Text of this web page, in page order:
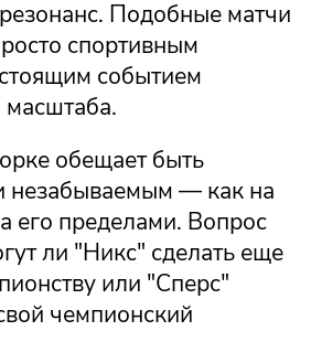
Подобные матчи
спортивным
событием
обещает быть
незабываемым — как на
его пределами. Вопрос
ли "Никс" сделать еще
или "Сперс"
чемпионский